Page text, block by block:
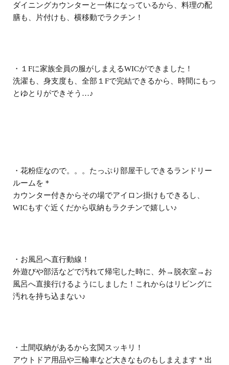
ダイニングカウンターと一体になっているから、料理の配
膳も、片付けも、横移動でラクチン！
・１Fに家族全員の服がしまえるWICができました！
洗濯も、身支度も、全部１Fで完結できるから、時間にもっ
とゆとりができそう…♪
・花粉症なので。。。たっぷり部屋干しできるランドリー
ルームを＊
カウンター付きからその場でアイロン掛けもできるし、
WICもすぐ近くだから収納もラクチンで嬉しい♪
・お風呂へ直行動線！
外遊びや部活などで汚れて帰宅した時に、外→脱衣室→お
風呂へ直接行けるようにしました！これからはリビングに
汚れを持ち込まない♪
・土間収納があるから玄関スッキリ！
アウトドア用品や三輪車など大きなものもしまえます＊出